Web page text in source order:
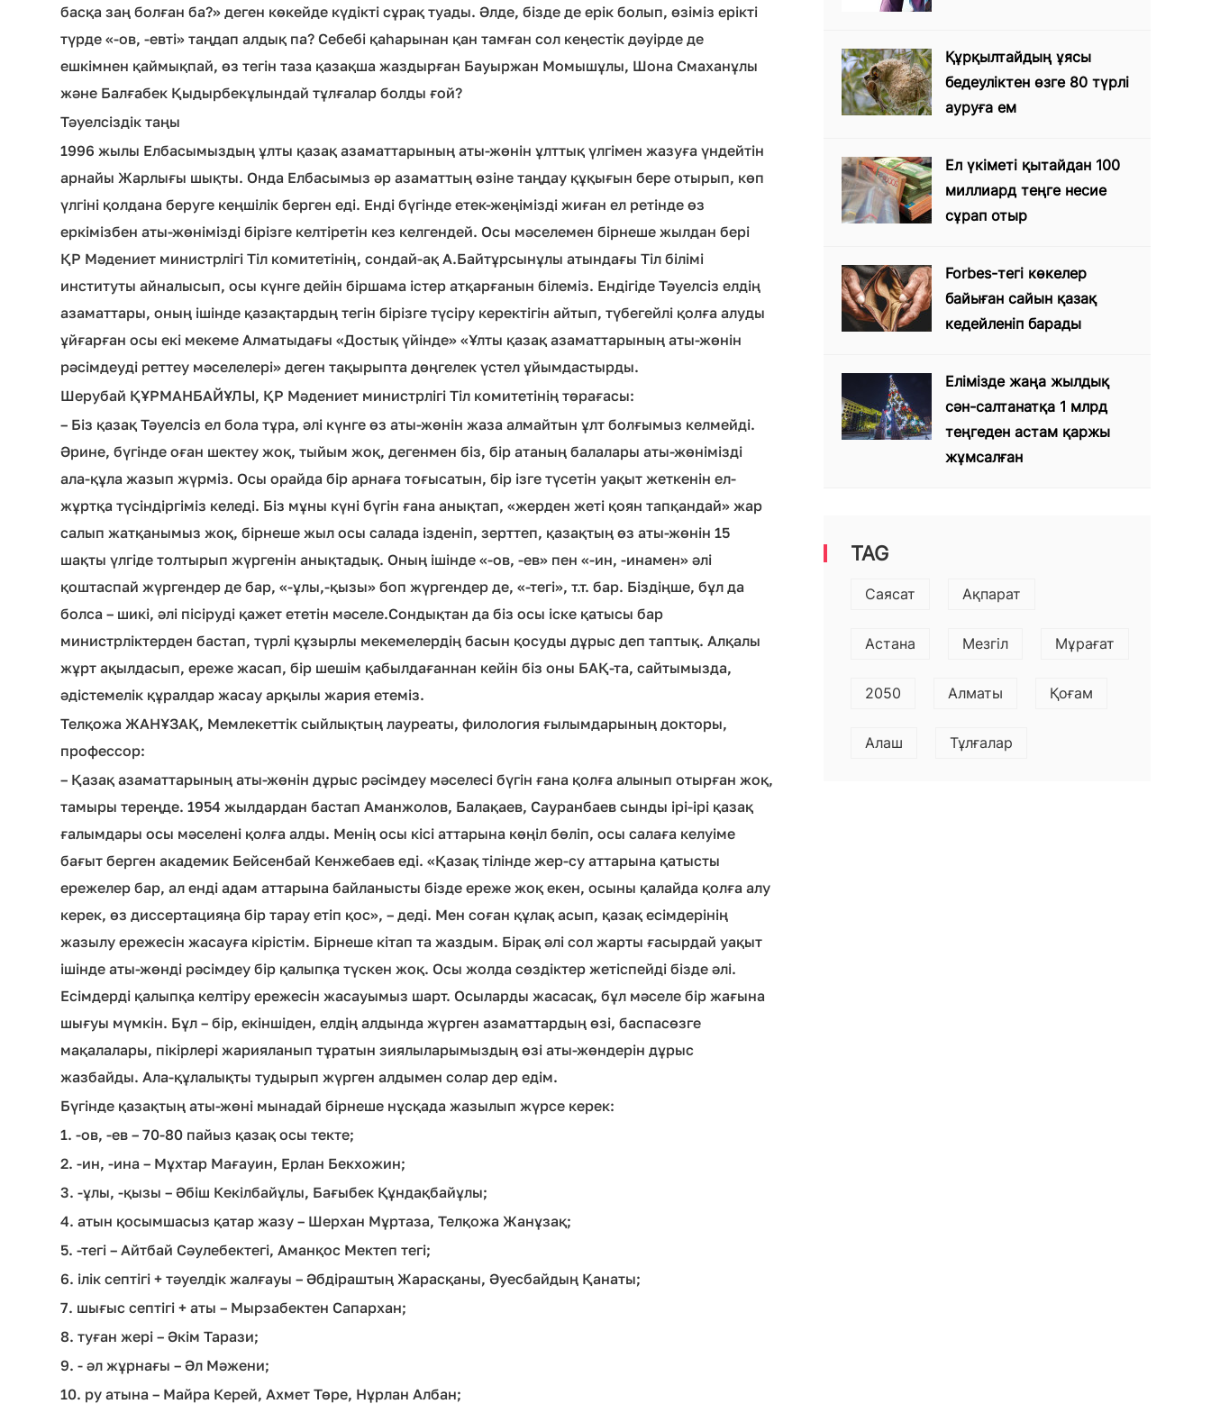
басқа заң болған ба?» деген көкейде күдікті сұрақ туады. Әлде, бізде де ерік болып, өзіміз ерікті
түрде «-ов, -евті» таңдап алдық па? Себебі қаһарынан қан тамған сол кеңестік дәуірде де
ешкімнен қаймықпай, өз тегін таза қазақша жаздырған Бауыржан Момышұлы, Шона Смаханұлы
және Балғабек Қыдырбекұлындай тұлғалар болды ғой?
Тәуелсіздік таңы
1996 жылы Елбасымыздың ұлты қазақ азаматтарының аты-жөнін ұлттық үлгімен жазуға үндейтін
арнайы Жарлығы шықты. Онда Елбасымыз әр азаматтың өзіне таңдау құқығын бере отырып, көп
үлгіні қолдана беруге кеңшілік берген еді. Енді бүгінде етек-жеңімізді жиған ел ретінде өз
еркімізбен аты-жөнімізді бірізге келтіретін кез келгендей. Осы мәселемен бірнеше жылдан бері
ҚР Мәдениет министрлігі Тіл комитетінің, сондай-ақ А.Байтұрсынұлы атындағы Тіл білімі
институты айналысып, осы күнге дейін біршама істер атқарғанын білеміз. Ендігіде Тәуелсіз елдің
азаматтары, оның ішінде қазақтардың тегін бірізге түсіру керектігін айтып, түбегейлі қолға алуды
ұйғарған осы екі мекеме Алматыдағы «Достық үйінде» «Ұлты қазақ азаматтарының аты-жөнін
рәсімдеуді реттеу мәселелері» деген тақырыпта дөңгелек үстел ұйымдастырды.
Шерубай ҚҰРМАНБАЙҰЛЫ, ҚР Мәдениет министрлігі Тіл комитетінің төрағасы:
– Біз қазақ Тәуелсіз ел бола тұра, әлі күнге өз аты-жөнін жаза алмайтын ұлт болғымыз келмейді.
Әрине, бүгінде оған шектеу жоқ, тыйым жоқ, дегенмен біз, бір атаның балалары аты-жөнімізді
ала-құла жазып жүрміз. Осы орайда бір арнаға тоғысатын, бір ізге түсетін уақыт жеткенін ел-
жұртқа түсіндіргіміз келеді. Біз мұны күні бүгін ғана анықтап, «жерден жеті қоян тапқандай» жар
салып жатқанымыз жоқ, бірнеше жыл осы салада ізденіп, зерттеп, қазақтың өз аты-жөнін 15
шақты үлгіде толтырып жүргенін анықтадық. Оның ішінде «-ов, -ев» пен «-ин, -инамен» әлі
қоштаспай жүргендер де бар, «-ұлы,-қызы» боп жүргендер де, «-тегі», т.т. бар. Біздіңше, бұл да
болса – шикі, әлі пісіруді қажет ететін мәселе.Сондықтан да біз осы іске қатысы бар
министрліктерден бастап, түрлі құзырлы мекемелердің басын қосуды дұрыс деп таптық. Алқалы
жұрт ақылдасып, ереже жасап, бір шешім қабылдағаннан кейін біз оны БАҚ-та, сайтымызда,
әдістемелік құралдар жасау арқылы жария етеміз.
Телқожа ЖАНҰЗАҚ, Мемлекеттік сыйлықтың лауреаты, филология ғылымдарының докторы,
профессор:
– Қазақ азаматтарының аты-жөнін дұрыс рәсімдеу мәселесі бүгін ғана қолға алынып отырған жоқ,
тамыры тереңде. 1954 жылдардан бастап Аманжолов, Балақаев, Сауранбаев сынды ірі-ірі қазақ
ғалымдары осы мәселені қолға алды. Менің осы кісі аттарына көңіл бөліп, осы салаға келуіме
бағыт берген академик Бейсенбай Кенжебаев еді. «Қазақ тілінде жер-су аттарына қатысты
ережелер бар, ал енді адам аттарына байланысты бізде ереже жоқ екен, осыны қалайда қолға алу
керек, өз диссертацияңа бір тарау етіп қос», – деді. Мен соған құлақ асып, қазақ есімдерінің
жазылу ережесін жасауға кірістім. Бірнеше кітап та жаздым. Бірақ әлі сол жарты ғасырдай уақыт
ішінде аты-жөнді рәсімдеу бір қалыпқа түскен жоқ. Осы жолда сөздіктер жетіспейді бізде әлі.
Есімдерді қалыпқа келтіру ережесін жасауымыз шарт. Осыларды жасасақ, бұл мәселе бір жағына
шығуы мүмкін. Бұл – бір, екіншіден, елдің алдында жүрген азаматтардың өзі, баспасөзге
мақалалары, пікірлері жарияланып тұратын зиялыларымыздың өзі аты-жөндерін дұрыс
жазбайды. Ала-құлалықты тудырып жүрген алдымен солар дер едім.
Бүгінде қазақтың аты-жөні мынадай бірнеше нұсқада жазылып жүрсе керек:
1. -ов, -ев – 70-80 пайыз қазақ осы текте;
2. -ин, -ина – Мұхтар Мағауин, Ерлан Бекхожин;
3. -ұлы, -қызы – Әбіш Кекілбайұлы, Бағыбек Құндақбайұлы;
4. атын қосымшасыз қатар жазу – Шерхан Мұртаза, Телқожа Жанұзақ;
5. -тегі – Айтбай Сәулебектегі, Аманқос Мектеп тегі;
6. ілік септігі + тәуелдік жалғауы – Әбдіраштың Жарасқаны, Әуесбайдың Қанаты;
7. шығыс септігі + аты – Мырзабектен Сапархан;
8. туған жері – Әкім Тарази;
9. - әл жұрнағы – Әл Мәжени;
10. ру атына – Майра Керей, Ахмет Төре, Нұрлан Албан;
Құрқылтайдың ұясы
бедеуліктен өзге 80 түрлі
ауруға ем
Ел үкіметі қытайдан 100
миллиард теңге несие
сұрап отыр
Forbes-тегі көкелер
байыған сайын қазақ
кедейленіп барады
Елімізде жаңа жылдық
сән-салтанатқа 1 млрд
теңгеден астам қаржы
жұмсалған
TAG
Саясат Ақпарат
Астана Мезгіл Мұрағат
2050 Алматы Қоғам
Алаш Тұлғалар